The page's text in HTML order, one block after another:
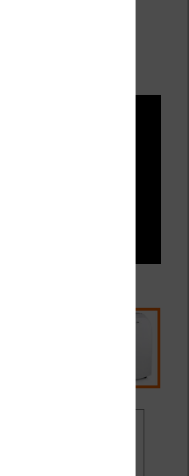
la vidéo pour les
cela avec les
: